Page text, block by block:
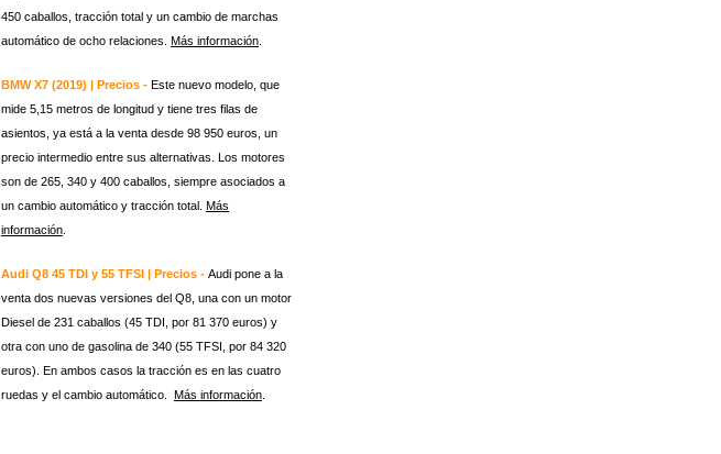
450 caballos, tracción total y un cambio de marchas
automático de ocho relaciones. Más información
BMW X7 (2019) | Precios - Este nuevo modelo, que
mide 5,15 metros de longitud y tiene tres filas de
asientos, ya está a la venta desde 98 950 euros, un
precio intermedio entre sus alternativas. Los motores
son de 265, 340 y 400 caballos, siempre asociados a
un cambio automático y tracción total. Más
información
Audi Q8 45 TDI y 55 TFSI | Precios - Audi pone a la
venta dos nuevas versiones del Q8, una con un motor
Diesel de 231 caballos (45 TDI, por 81 370 euros) y
otra con uno de gasolina de 340 (55 TFSI, por 84 320
euros). En ambos casos la tracción es en las cuatro
ruedas y el cambio automático. Más información